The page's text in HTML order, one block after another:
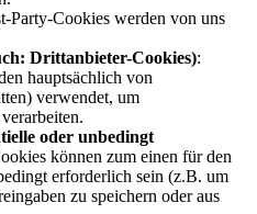
Party-Cookies werden von uns
Drittanbieter-Cookies):
hauptsächlich von
verwendet, um
oder unbedingt
können zum einen für den
erforderlich sein (z.B. um
zu speichern oder aus